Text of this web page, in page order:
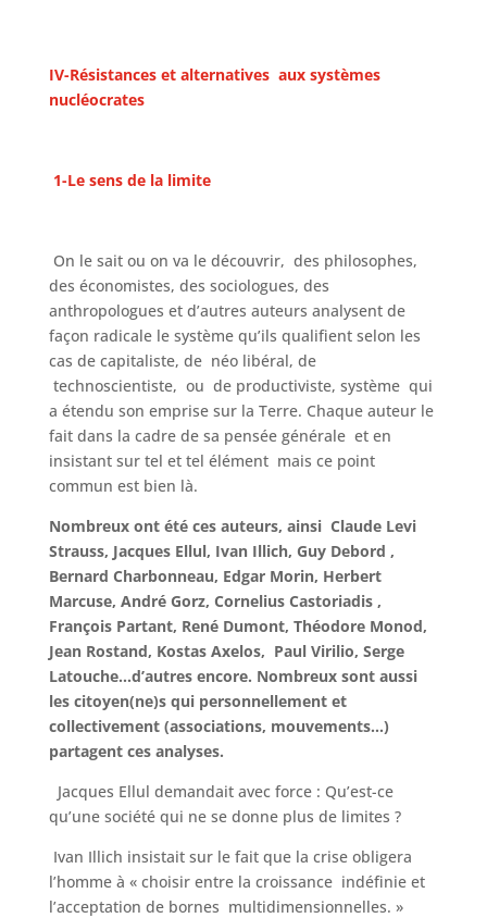
IV-Résistances et alternatives aux systèmes
nucléocrates
1-Le sens de la limite
On le sait ou on va le découvrir, des philosophes,
des économistes, des sociologues, des
anthropologues et d’autres auteurs analysent de
façon radicale le système qu’ils qualifient selon les
cas de capitaliste, de néo libéral, de
technoscientiste, ou de productiviste, système qui
a étendu son emprise sur la Terre. Chaque auteur le
fait dans la cadre de sa pensée générale et en
insistant sur tel et tel élément mais ce point
commun est bien là.
Nombreux ont été ces auteurs, ainsi Claude Levi
Strauss, Jacques Ellul, Ivan Illich, Guy Debord ,
Bernard Charbonneau, Edgar Morin, Herbert
Marcuse, André Gorz, Cornelius Castoriadis ,
François Partant, René Dumont, Théodore Monod,
Jean Rostand, Kostas Axelos, Paul Virilio, Serge
Latouche…d’autres encore. Nombreux sont aussi
les citoyen(ne)s qui personnellement et
collectivement (associations, mouvements…)
partagent ces analyses.
Jacques Ellul demandait avec force : Qu’est-ce
qu’une société qui ne se donne plus de limites ?
Ivan Illich insistait sur le fait que la crise obligera
l’homme à « choisir entre la croissance indéfinie et
l’acceptation de bornes multidimensionnelles. »